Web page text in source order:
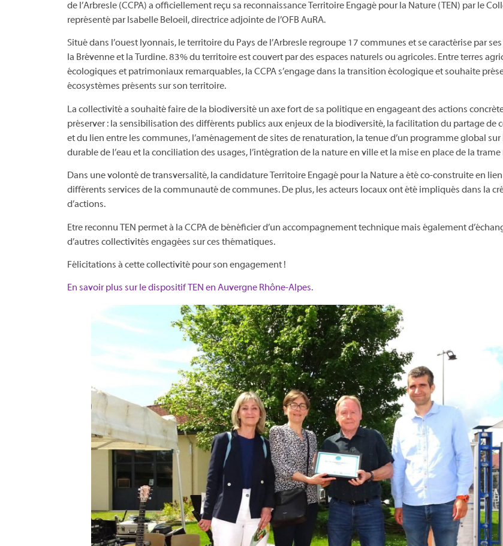
de l’Arbresle (CCPA) a officiellement reçu sa reconnaissance Territoire Engagé pour la Nature (TEN) par le
représenté par Isabelle Beloeil, directrice adjointe de l’OFB AuRA.
Situé dans l’ouest lyonnais, le territoire du Pays de l’Arbresle regroupe 17 communes et se caractérise par
la Brévenne et la Turdine. 83% du territoire est couvert par des espaces naturels ou agricoles. Entre terres
écologiques et patrimoniaux remarquables, la CCPA s’engage dans la transition écologique et souhaite
écosystèmes présents sur son territoire.
La collectivité a souhaité faire de la biodiversité un axe fort de sa politique en engageant des actions
préserver : la sensibilisation des différents publics aux enjeux de la biodiversité, la facilitation du partage de
et du lien entre les communes, l’aménagement de sites de renaturation, la tenue d’un programme global sur
durable de l’eau et la conciliation des usages, l’intégration de la nature en ville et la mise en place de la trame
Dans une volonté de transversalité, la candidature Territoire Engagé pour la Nature a été co-construite en lien
différents services de la communauté de communes. De plus, les acteurs locaux ont été impliqués dans la
d’actions.
Etre reconnu TEN permet à la CCPA de bénéficier d’un accompagnement technique mais également
d’autres collectivités engagées sur ces thématiques.
Félicitations à cette collectivité pour son engagement !
En savoir plus sur le dispositif TEN en Auvergne Rhône-Alpes.